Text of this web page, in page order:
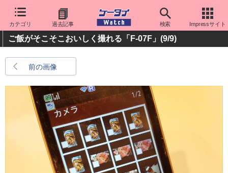
カテゴリ 過去記事 検索 Impressサイト
ご飯がそこそこおいしく撮れる「F-07F」 (9/9)
前の画像